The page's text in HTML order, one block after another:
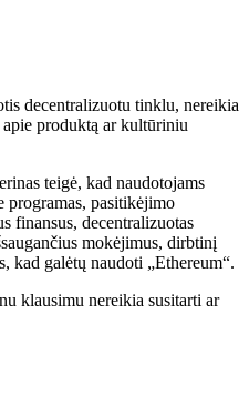
decentralizuotu tinklu, nereikia
produktą ar kultūriniu
teigė, kad naudotojams
programas, pasitikėjimo
finansus, decentralizuotas
mokėjimus, dirbtinį
kad galėtų naudoti „Ethereum“.
klausimu nereikia susitarti ar